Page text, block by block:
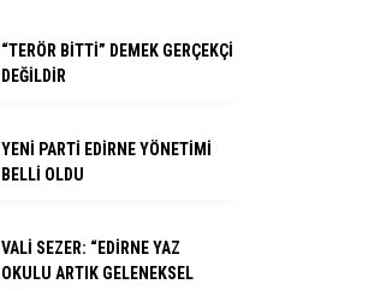
“TERÖR BİTTİ” DEMEK GERÇEKÇİ
DEĞİLDİR
YENİ PARTİ EDİRNE YÖNETİMİ
BELLİ OLDU
VALİ SEZER: “EDİRNE YAZ
OKULU ARTIK GELENEKSEL